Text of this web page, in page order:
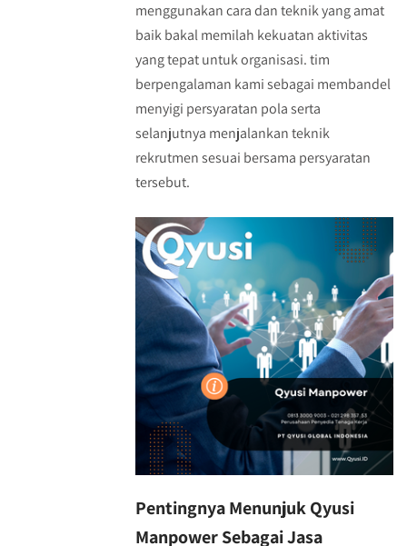
menggunakan cara dan teknik yang amat
baik bakal memilah kekuatan aktivitas
yang tepat untuk organisasi. tim
berpengalaman kami sebagai membandel
menyigi persyaratan pola serta
selanjutnya menjalankan teknik
rekrutmen sesuai bersama persyaratan
tersebut.
Pentingnya Menunjuk Qyusi
Manpower Sebagai Jasa